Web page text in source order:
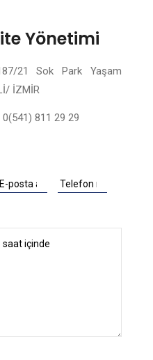
Yönetimi
21 Sok Park Yaşam
İZMİR
811 29 29